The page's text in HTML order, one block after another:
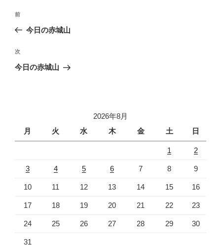
投
ビ
ゲ
前
の
稿
前
今日の赤城山
次
の
次
今日の赤城山
2026年8月
月
火 水 木 金 土 日
1 2
3 4 5 6 7 8 9
10 11 12 13 14 15 16
17 18 19 20 21 22 23
24 25 26 27 28 29 30
31